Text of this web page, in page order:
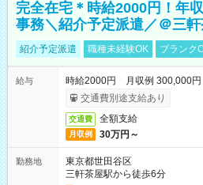
完全在宅＊時給2000円！年
事務＼紹介予定派遣／＠三
紹介予定派遣 職種未経験OK ブランク
給与
時給2000円 月収例 300,000円
交通費別途支給あり
交通費 全額支給
月収例 30万円～
勤務地
東京都世田谷区
三軒茶屋駅から徒歩6分